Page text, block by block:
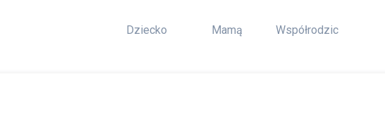
Dziecko Mamą Współrodzic